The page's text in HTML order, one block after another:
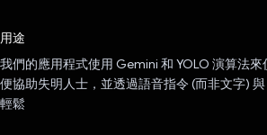
用途
我們的應用程式使用 Gemini 和 YOLO 演算法
便協助失明人士，並透過語音指令 (而非文字)
輕鬆